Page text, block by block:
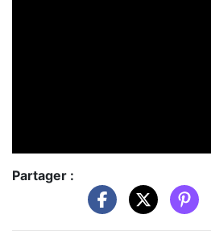
Partager :